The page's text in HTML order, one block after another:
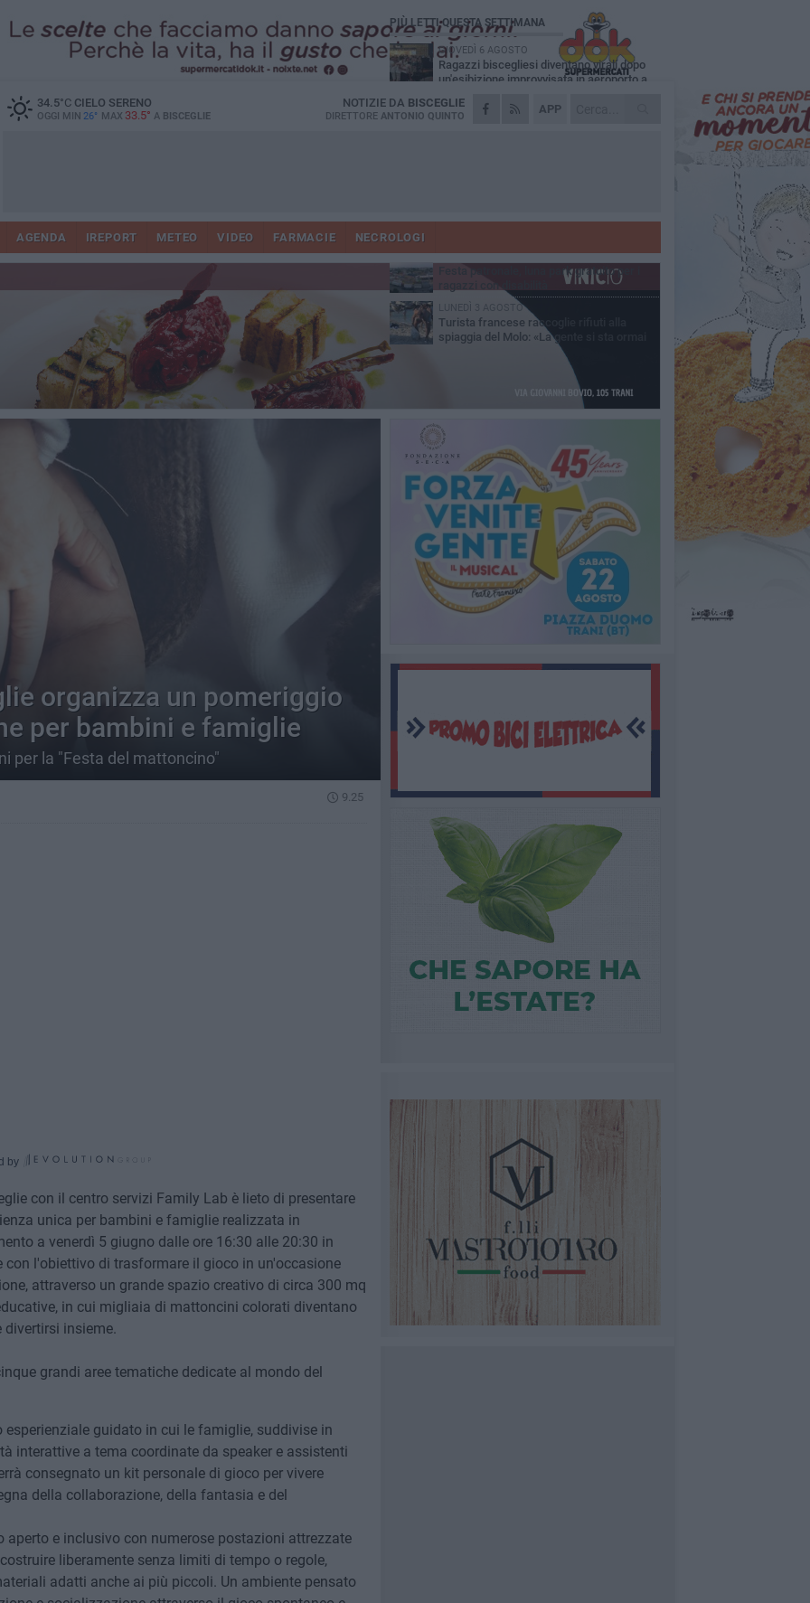
34.5°CCIELO SERENO
OGGI MIN 26° MAX 33.5° A BISCEGLIE
APP
NOTIZIE DA BISCEGLIE
DIRETTORE ANTONIO QUINTO
AGENDA IREPORT METEO VIDEO FARMACIE NECROLOGI
organizza un pomeriggio
per bambini e famiglie
per la "Festa del mattoncino"
9.25
by
con il centro servizi Family Lab è lieto di presentare
unica per bambini e famiglie realizzata in
a venerdì 5 giugno dalle ore 16:30 alle 20:30 in
con l'obiettivo di trasformare il gioco in un'occasione
attraverso un grande spazio creativo di circa 300 mq
in cui migliaia di mattoncini colorati diventano
divertirsi insieme.
grandi aree tematiche dedicate al mondo del
guidato in cui le famiglie, suddivise in
interattive a tema coordinate da speaker e assistenti
consegnato un kit personale di gioco per vivere
della collaborazione, della fantasia e del
aperto e inclusivo con numerose postazioni attrezzate
liberamente senza limiti di tempo o regole,
adatti anche ai più piccoli. Un ambiente pensato
PIÙ LETTI QUESTA SETTIMANA
GIOVEDÌ 6 AGOSTO
Ragazzi biscegliesi diventano virali dopo
un'esibizione improvvisata in aeroporto a
MARTEDÌ 4 AGOSTO
Emergenza caldo, il Comune di Bisceglie
Due auto incendiate nella notte in via Dieta
MERCOLEDÌ 5 AGOSTO
Festa patronale, luna park gratuito per i
LUNEDÌ 3 AGOSTO
Turista francese raccoglie rifiuti alla
spiaggia del Molo: «La gente si sta ormai
abituando»